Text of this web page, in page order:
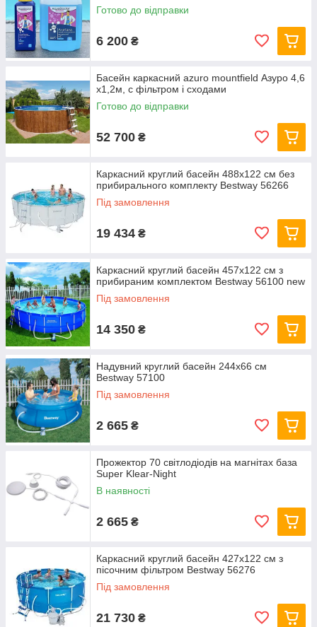
Готово до відправки
6 200 ₴
Басейн каркасний azuro mountfield Азуро 4,6
х1,2м, c фільтром і сходами
Готово до відправки
52 700 ₴
Каркасний круглий басейн 488x122 см без
прибирального комплекту Bestway 56266
Під замовлення
19 434 ₴
Каркасний круглий басейн 457x122 см з
прибираним комплектом Bestway 56100 new
Під замовлення
14 350 ₴
Надувний круглий басейн 244х66 см
Bestway 57100
Під замовлення
2 665 ₴
Прожектор 70 світлодіодів на магнітах база
Super Klear-Night
В наявності
2 665 ₴
Каркасний круглий басейн 427x122 см з
пісочним фільтром Bestway 56276
Під замовлення
21 730 ₴